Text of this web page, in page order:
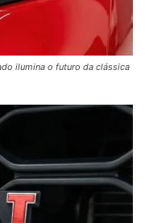
ilumina o futuro da clássica